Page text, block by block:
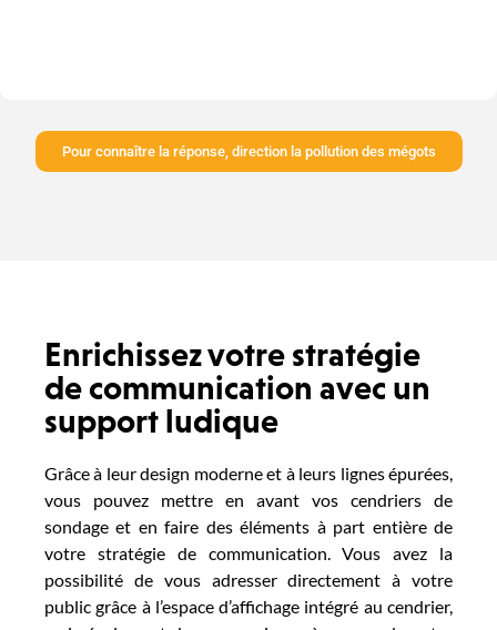
Pour connaître la réponse, direction la pollution des mégots
Enrichissez votre stratégie
de communication avec un
support ludique
Grâce à leur design moderne et à leurs lignes épurées,
vous pouvez mettre en avant vos cendriers de
sondage et en faire des éléments à part entière de
votre stratégie de communication.Vous avez la
possibilité de vous adresser directement à votre
public grâce à l’espace d’affichage intégré au cendrier,